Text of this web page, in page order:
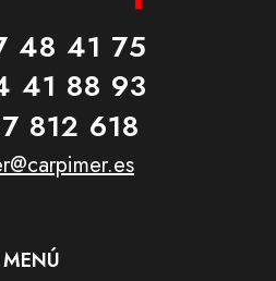
48 41 75
41 88 93
812 618
MENÚ